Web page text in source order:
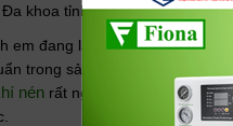
khoa tỉnh Bình Dương cấp
em đang làm dịch vụ ép mặt
trong sản xuất. Đặc biệt
nén rất nguy hiểm, hãy chọn